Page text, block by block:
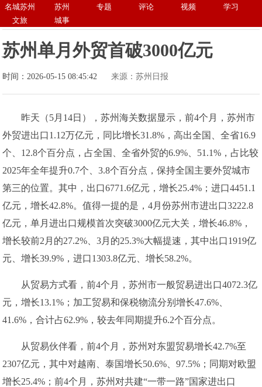
名城苏州 苏州 专题 评论 视频
学习
文旅
城事
苏州单月外贸首破3000亿元
时间：2026-05-15 08:45:42 来源：苏州日报
昨天（5月14日），苏州海关数据显示，前4个月，苏州市
外贸进出口1.12万亿元，同比增长31.8%，高出全国、全省16.9
个、12.8个百分点，占全国、全省外贸的6.9%、51.1%，占比较
2025年全年提升0.7个、3.8个百分点，保持全国主要外贸城市
第三的位置。其中，出口6771.6亿元，增长25.4%；进口4451.1
亿元，增长42.8%。值得一提的是，4月份苏州市进出口3222.8
亿元，单月进出口规模首次突破3000亿元大关，增长46.8%，
增长较前2月的27.2%、3月的25.3%大幅提速，其中出口1919亿
元、增长39.9%，进口1303.8亿元、增长58.2%。
从贸易方式看，前4个月，苏州市一般贸易进出口4072.3亿
元，增长13.1%；加工贸易和保税物流分别增长47.6%、
41.6%，合计占62.9%，较去年同期提升6.2个百分点。
从贸易伙伴看，前4个月，苏州对东盟贸易增长42.7%至
2307亿元，其中对越南、泰国增长50.6%、97.5%；同期对欧盟
增长25.4%；前4个月，苏州对共建“一带一路”国家进出口